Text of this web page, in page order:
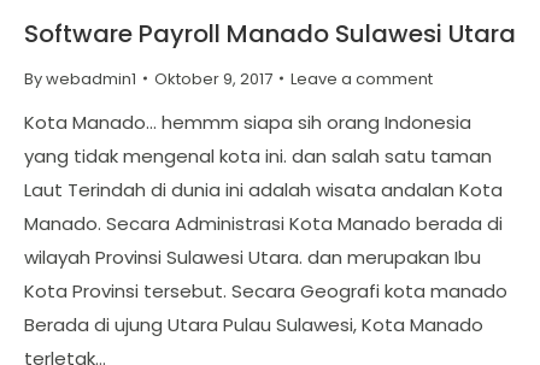
Software Payroll Manado Sulawesi Utara
Bywebadmin1 Oktober 9, 2017 Leave a comment
Kota Manado… hemmm siapa sih orang Indonesia
yang tidak mengenal kota ini. dan salah satu taman
Laut Terindah di dunia ini adalah wisata andalan Kota
Manado. Secara Administrasi Kota Manado berada di
wilayah Provinsi Sulawesi Utara. dan merupakan Ibu
Kota Provinsi tersebut. Secara Geografi kota manado
Berada di ujung Utara Pulau Sulawesi, Kota Manado
terletak…